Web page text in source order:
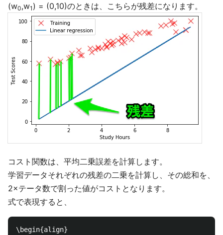
(w0,w1 ) = (0,10)のときは、こちらが残差になります。
コスト関数は、平均二乗誤差を計算します。
学習データそれぞれの残差の二乗を計算し、その総和を、
2×テータ数で割った値がコストとなります。
式で表現すると、
\begin{align}